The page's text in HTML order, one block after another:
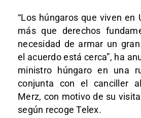
“Los húngaros que viven en
más que derechos
necesidad de armar un
el acuerdo está cerca”, ha
ministro húngaro en una
conjunta con el canciller
Merz, con motivo de su
según recoge Telex.